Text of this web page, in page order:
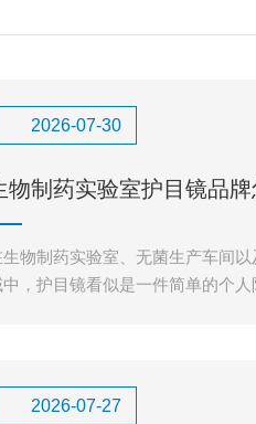
2026-07-30
物制药实验室护目镜品牌
高温高压反复灭菌护目镜
生物制药实验室、无菌生产车间
中，护目镜看似是一件简单的个人
2026-07-27